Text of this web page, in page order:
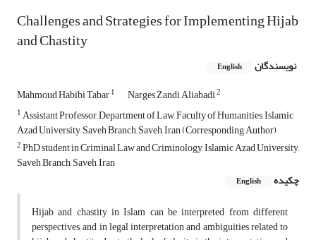
Challenges and Strategies for Implementing Hijab
and Chastity
نویسندگان English
Mahmoud Habibi Tabar1 Narges Zandi Aliabadi2
1Assistant Professor, Department of Law, Faculty of Humanities, Islamic
Azad University, Saveh Branch, Saveh, Iran (Corresponding Author)
2PhD student in Criminal Law and Criminology, Islamic Azad University,
Saveh Branch, Saveh, Iran
چکیده
English
Hijab and chastity in Islam can be interpreted from different
perspectives, and in legal interpretation and ambiguities related to